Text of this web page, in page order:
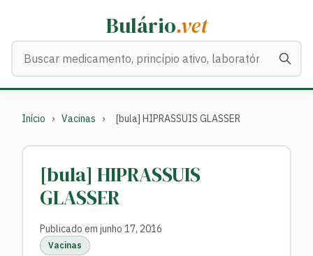
Bulário.vet
Início › Vacinas › [bula] HIPRASSUIS GLASSER
[bula] HIPRASSUIS
GLASSER
Publicado em junho 17, 2016
Vacinas